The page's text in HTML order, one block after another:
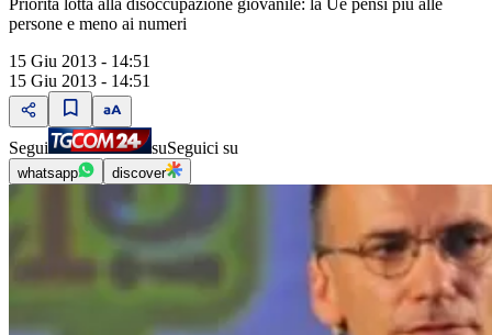
Priorità lotta alla disoccupazione giovanile: la Ue pensi più alle
persone e meno ai numeri
15 Giu 2013 - 14:51
15 Giu 2013 - 14:51
Segui suSeguici su
whatsapp discover